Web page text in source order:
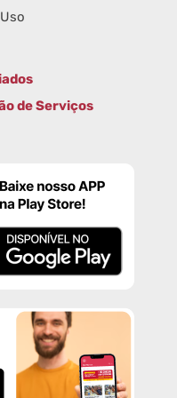
de Serviços